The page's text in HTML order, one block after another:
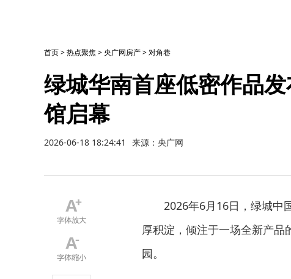
首页>热点聚焦>央广网房产>对角巷
绿城华南首座低密作品
馆启幕
2026-06-18 18:24:41 来源：央广网
2026年6月16日，绿城中
厚积淀，倾注于一场全新产
园。